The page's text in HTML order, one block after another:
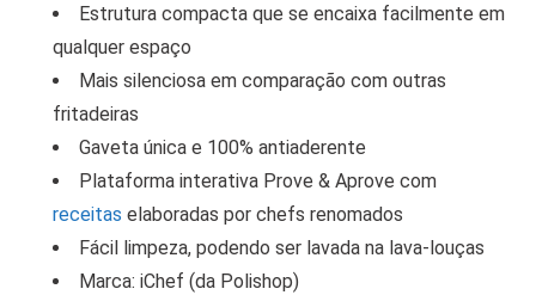
Estrutura compacta que se encaixa facilmente em
qualquer espaço
Mais silenciosa em comparação com outras
fritadeiras
Gaveta única e 100% antiaderente
Plataforma interativa Prove & Aprove com
receitas elaboradas por chefs renomados
Fácil limpeza, podendo ser lavada na lava-louças
Marca: iChef (da Polishop)